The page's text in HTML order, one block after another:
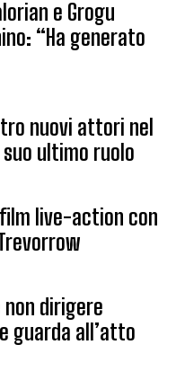
e Grogu
“Ha generato
nuovi attori nel
ultimo ruolo
live-action con
non dirigere
guarda all’atto